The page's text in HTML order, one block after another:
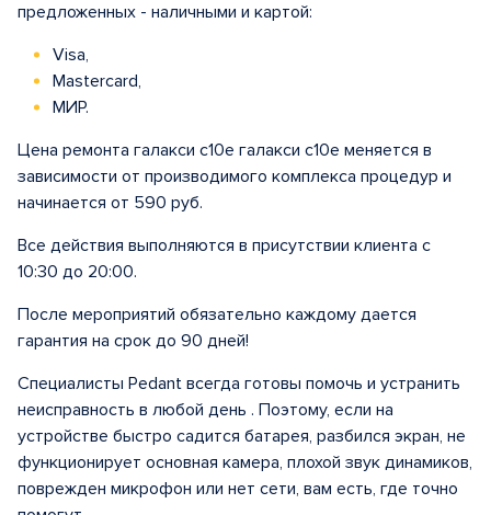
предложенных - наличными и картой:
Visa,
Mastercard,
МИР.
Цена ремонта галакси с10е галакси с10е меняется в
зависимости от производимого комплекса процедур и
начинается от 590 руб.
Все действия выполняются в присутствии клиента с
10:30 до 20:00.
После мероприятий обязательно каждому дается
гарантия на срок до 90 дней!
Специалисты Pedant всегда готовы помочь и устранить
неисправность в любой день . Поэтому, если на
устройстве быстро садится батарея, разбился экран, не
функционирует основная камера, плохой звук динамиков,
поврежден микрофон или нет сети, вам есть, где точно